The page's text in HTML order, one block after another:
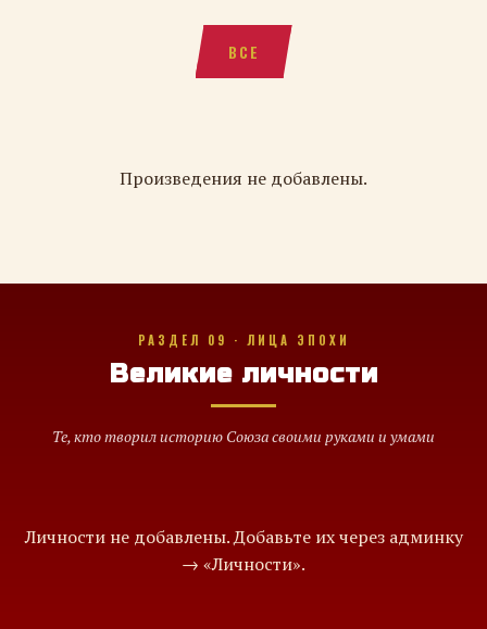
ВСЕ
Произведения не добавлены.
РАЗДЕЛ 09 · ЛИЦА ЭПОХИ
Великие личности
Те, кто творил историю Союза своими руками и умами
Личности не добавлены. Добавьте их через админку
→ «Личности».